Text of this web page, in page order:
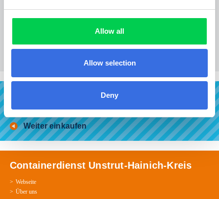
Allow all
Allow selection
Deny
Im Preis sind die Aufstellung, Abholung sowie eine Standzeit von 4 Werktagen
enthalten.
Weiter einkaufen
Containerdienst Unstrut-Hainich-Kreis
Webseite
Über uns